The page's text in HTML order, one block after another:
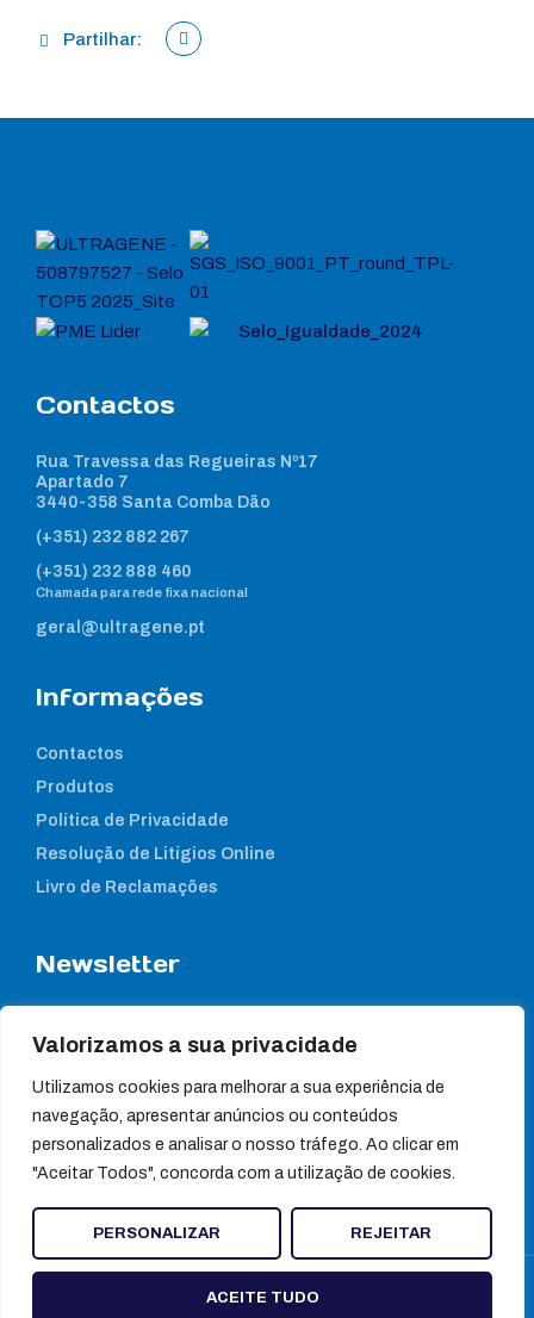
Valorizamos a sua privacidade
Utilizamos cookies para melhorar a sua experiência de
navegação, apresentar anúncios ou conteúdos
personalizados e analisar o nosso tráfego. Ao clicar em
"Aceitar Todos", concorda com a utilização de cookies.
PERSONALIZAR REJEITAR
ACEITE TUDO
Partilhar:
Contactos
Rua Travessa das Regueiras Nº17
Apartado 7
3440-358 Santa Comba Dão
(+351) 232 882 267
(+351) 232 888 460
Chamada para rede fixa nacional
geral@ultragene.pt
Informações
Contactos
Produtos
Política de Privacidade
Resolução de Litígios Online
Livro de Reclamações
Newsletter
notícias
© Ultragene